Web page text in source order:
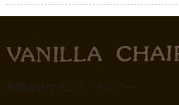
有限会社ヴァニラ・チェアー